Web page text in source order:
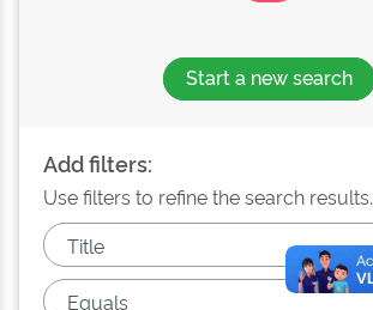
Start a new search
Add filters:
Use filters to refine the search results.